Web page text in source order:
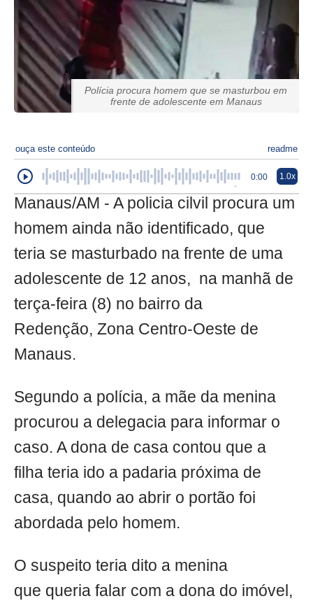
Polícia procura homem que se masturbou em
frente de adolescente em Manaus
ouça este conteúdo readme
0:00 1.0x
Manaus/AM - A policia cilvil procura um
homem ainda não identificado, que
teria se masturbado na frente de uma
adolescente de 12 anos, na manhã de
terça-feira (8) no bairro da
Redenção, Zona Centro-Oeste de
Manaus.
Segundo a polícia, a mãe da menina
procurou a delegacia para informar o
caso. A dona de casa contou que a
filha teria ido a padaria próxima de
casa, quando ao abrir o portão foi
abordada pelo homem.
O suspeito teria dito a menina
que queria falar com a dona do imóvel,